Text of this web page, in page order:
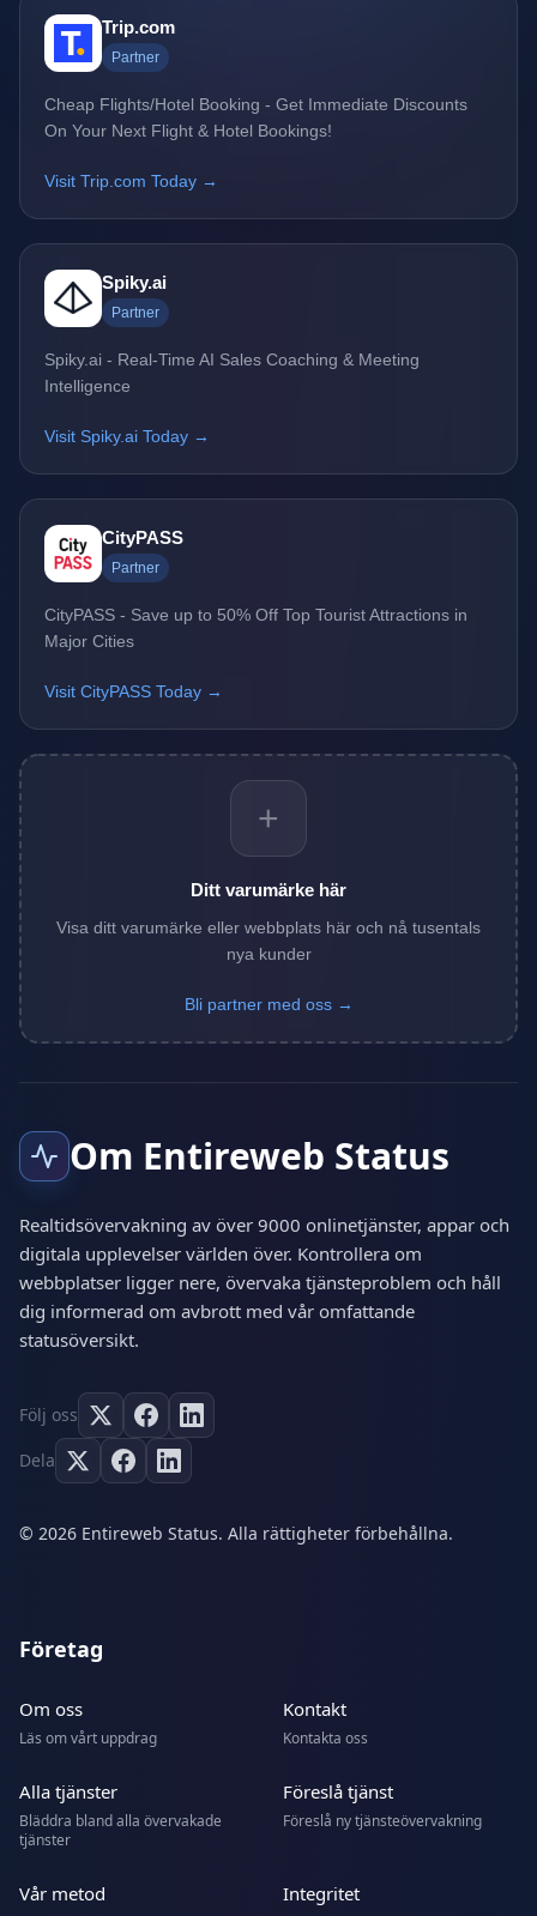
Trip.com
Partner
Cheap Flights/Hotel Booking - Get Immediate Discounts
On Your Next Flight & Hotel Bookings!
Visit Trip.com Today →
Spiky.ai
Partner
Spiky.ai - Real-Time AI Sales Coaching & Meeting
Intelligence
Visit Spiky.ai Today →
CityPASS
Partner
CityPASS - Save up to 50% Off Top Tourist Attractions in
Major Cities
Visit CityPASS Today →
+
Ditt varumärke här
Visa ditt varumärke eller webbplats här och nå tusentals
nya kunder
Bli partner med oss →
Om Entireweb Status
Realtidsövervakning av över 9000 onlinetjänster, appar och
digitala upplevelser världen över. Kontrollera om
webbplatser ligger nere, övervaka tjänsteproblem och håll
dig informerad om avbrott med vår omfattande
statusöversikt.
Följ oss
Dela
© 2026 Entireweb Status. Alla rättigheter förbehållna.
Företag
Om oss
Läs om vårt uppdrag
Kontakt
Kontakta oss
Alla tjänster
Bläddra bland alla övervakade
tjänster
Föreslå tjänst
Föreslå ny tjänsteövervakning
Vår metod Integritet